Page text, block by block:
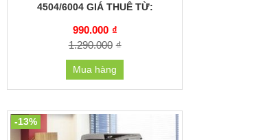
4504/6004 GIÁ THUÊ TỪ:
990.000 ₫
1.290.000 ₫
Mua hàng
-13%